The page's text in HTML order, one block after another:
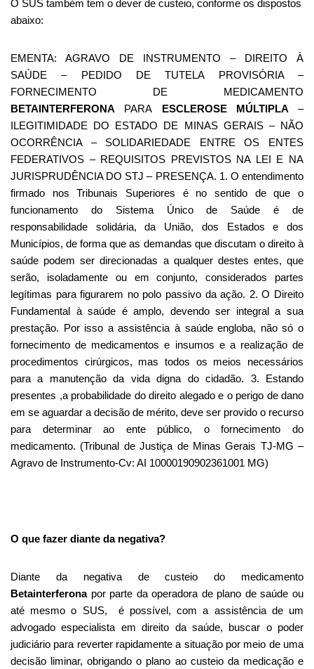
O SUS também tem o dever de custeio, conforme os dispostos
abaixo:
EMENTA: AGRAVO DE INSTRUMENTO – DIREITO À
SAÚDE – PEDIDO DE TUTELA PROVISÓRIA –
FORNECIMENTO DE MEDICAMENTO
BETAINTERFERONA PARA ESCLEROSE MÚLTIPLA –
ILEGITIMIDADE DO ESTADO DE MINAS GERAIS – NÃO
OCORRÊNCIA – SOLIDARIEDADE ENTRE OS ENTES
FEDERATIVOS – REQUISITOS PREVISTOS NA LEI E NA
JURISPRUDÊNCIA DO STJ – PRESENÇA. 1. O entendimento
firmado nos Tribunais Superiores é no sentido de que o
funcionamento do Sistema Único de Saúde é de
responsabilidade solidária, da União, dos Estados e dos
Municípios, de forma que as demandas que discutam o direito à
saúde podem ser direcionadas a qualquer destes entes, que
serão, isoladamente ou em conjunto, considerados partes
legítimas para figurarem no polo passivo da ação. 2. O Direito
Fundamental à saúde é amplo, devendo ser integral a sua
prestação. Por isso a assistência à saúde engloba, não só o
fornecimento de medicamentos e insumos e a realização de
procedimentos cirúrgicos, mas todos os meios necessários
para a manutenção da vida digna do cidadão. 3. Estando
presentes ,a probabilidade do direito alegado e o perigo de dano
em se aguardar a decisão de mérito, deve ser provido o recurso
para determinar ao ente público, o fornecimento do
medicamento. (Tribunal de Justiça de Minas Gerais TJ-MG –
Agravo de Instrumento-Cv: AI 10000190902361001 MG)
O que fazer diante da negativa?
Diante da negativa de custeio do medicamento
Betainterferonapor parte da operadora de plano de saúde ou
até mesmo o SUS, é possível, com a assistência de um
advogado especialista em direito da saúde, buscar o poder
judiciário para reverter rapidamente a situação por meio de uma
decisão liminar, obrigando o plano ao custeio da medicação e